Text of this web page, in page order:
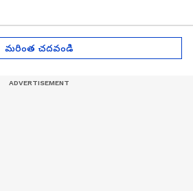
మరింత చదవండి